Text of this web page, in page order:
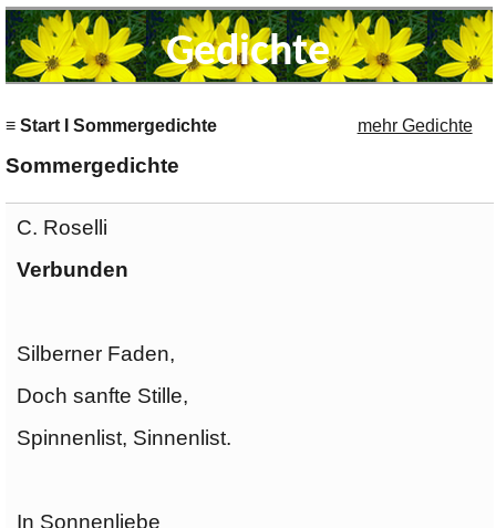
Gedichte
≡ Start I Sommergedichte mehr Gedichte
Sommergedichte
C. Roselli
Verbunden
Silberner Faden,
Doch sanfte Stille,
Spinnenlist, Sinnenlist.
In Sonnenliebe